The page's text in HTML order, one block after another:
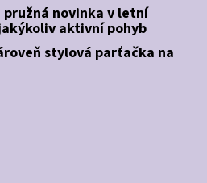
pružná novinka v letní
aktivní pohyb
stylová parťačka na